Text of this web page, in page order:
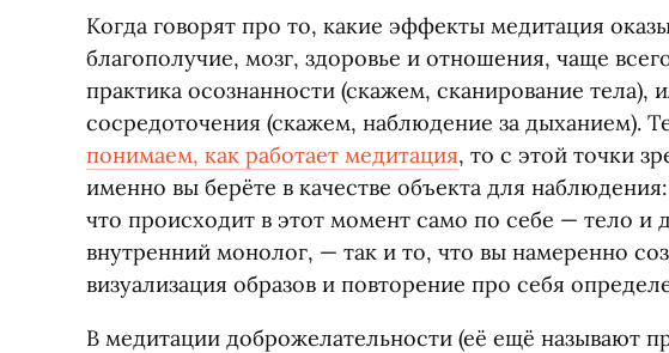
Когда говорят про то, какие эффекты медитация
благополучие, мозг, здоровье и отношения, чаще
практика осознанности (скажем, сканирование тела),
сосредоточения (скажем, наблюдение за дыханием).
понимаем, как работает медитация, то с этой точки
именно вы берёте в качестве объекта для
что происходит в этот момент само по себе — тело и
внутренний монолог, — так и то, что вы намеренно
визуализация образов и повторение про себя
В медитации доброжелательности (её ещё называют